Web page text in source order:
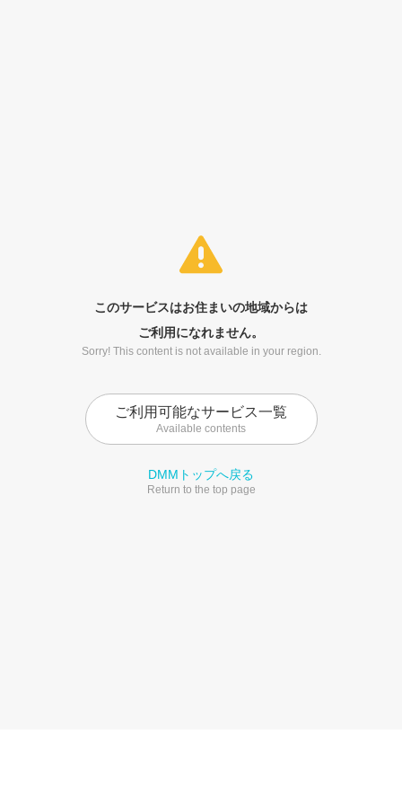
このサービスはお住まいの地域からは
ご利用になれません。
Sorry! This content is not available in your region.
ご利用可能なサービス一覧
Available contents
DMMトップへ戻る
Return to the top page